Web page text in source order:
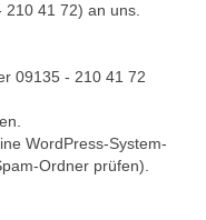
210 41 72) an uns.
09135 - 210 41 72
WordPress-System-
Ordner prüfen).